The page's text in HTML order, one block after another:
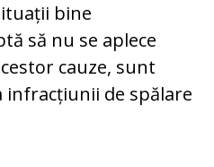
bine
să nu se aplece
cauze, sunt
infracțiunii de spălare